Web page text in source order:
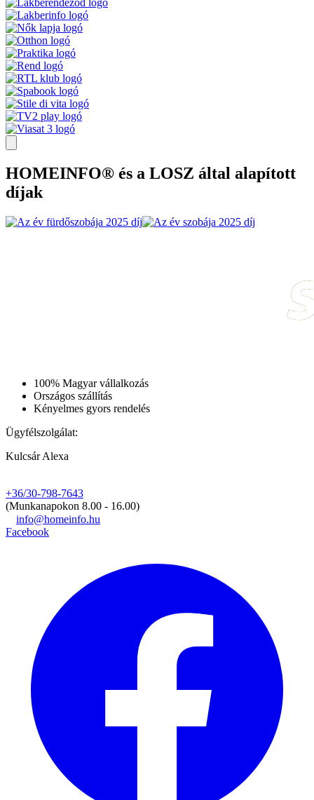
HOMEINFO® és a LOSZ által alapított
díjak
100% Magyar vállalkozás
Országos szállítás
Kényelmes gyors rendelés
Ügyfélszolgálat:
Kulcsár Alexa
+36/30-798-7643
(Munkanapokon 8.00 - 16.00)
info@homeinfo.hu
Facebook